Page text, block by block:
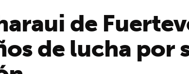
de
de lucha por